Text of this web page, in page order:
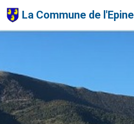
La Commune de l'Epine